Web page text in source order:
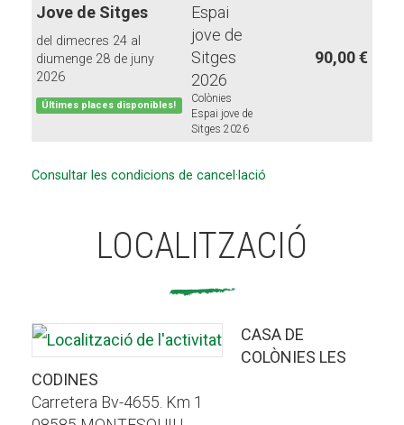
Jove de Sitges
del dimecres 24 al
diumenge 28 de juny
2026
Últimes places disponibles!
Espai
jove de
Sitges
2026
Colònies
Espai jove de
Sitges 2026
90,00 €
Consultar les condicions de cancel·lació
LOCALITZACIÓ
CASA DE
COLÒNIES LES
CODINES
Carretera Bv-4655. Km 1